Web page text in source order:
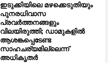
ഇടുക്കിയിലെ മഴക്കെടുതിയും
പുനരധിവാസ
പ്രവർത്തനങ്ങളും
വിലയിരുത്തി; ഡാമുകളിൽ
ആശങ്കപ്പെടേണ്ട
സാഹചര്യമില്ലെന്ന്
അധികൃതർ